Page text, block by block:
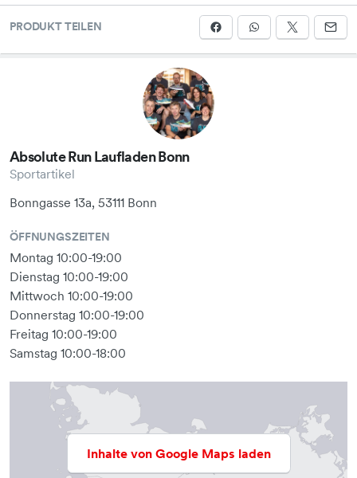
PRODUKT TEILEN
Absolute Run Laufladen Bonn
Sportartikel
Bonngasse 13a, 53111 Bonn
ÖFFNUNGSZEITEN
Montag 10:00-19:00
Dienstag 10:00-19:00
Mittwoch 10:00-19:00
Donnerstag 10:00-19:00
Freitag 10:00-19:00
Samstag 10:00-18:00
Inhalte von Google Maps laden